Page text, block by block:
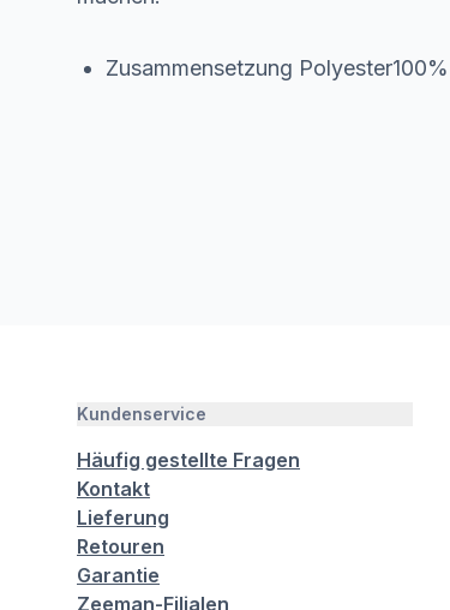
Zusammensetzung Polyester100%
Kundenservice
Häufig gestellte Fragen
Kontakt
Lieferung
Retouren
Garantie
Zeeman-Filialen